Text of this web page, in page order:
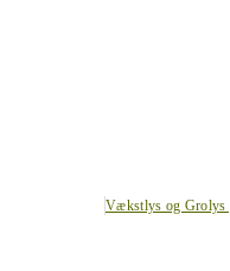
Vækstlys og Grolys